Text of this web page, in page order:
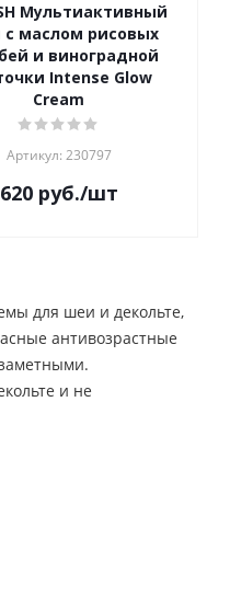
Мультиактивный
с маслом рисовых
и виноградной
Intense Glow
Cream
Артикул: 230797
620руб./шт
для шеи и декольте,
антивозрастные
и не